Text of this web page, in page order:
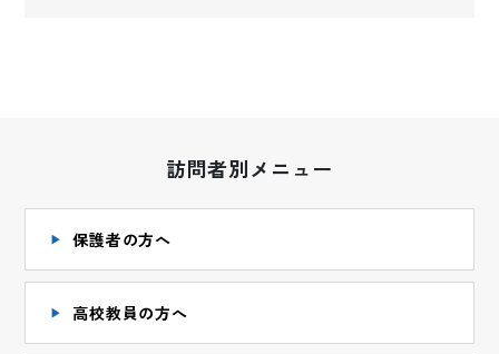
訪問者別メニュー
保護者の方へ
高校教員の方へ